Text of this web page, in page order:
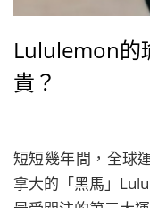
Lululemon的
貴？
短短幾年間，全球
拿大的「黑馬」